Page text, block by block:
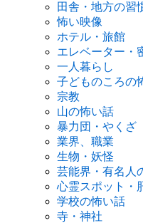
田舎・地方の習
怖い映像
ホテル・旅館
エレベーター・
一人暮らし
子どものころの
宗教
山の怖い話
暴力団・やくざ
業界、職業
生物・妖怪
芸能界・有名人
心霊スポット・
学校の怖い話
寺・神社